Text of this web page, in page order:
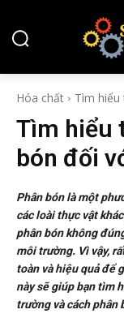
Hóa chất
Tìm
Tìm hiểu
bón đối
Phân bón là một
các loài thực vật
phân bón không
môi trường. Vì vậy,
toàn và hiệu quả để
này sẽ giúp bạn tìm
trường và cách phân